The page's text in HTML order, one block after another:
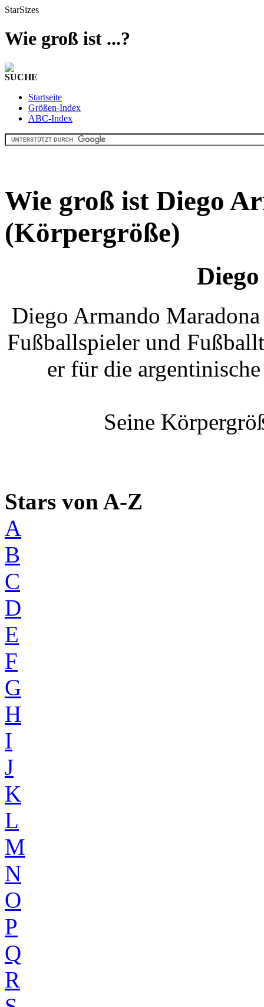
StarSizes
Wie groß ist ...?
SUCHE
Startseite
Größen-Index
ABC-Index
Wie groß ist Diego
(Körpergröße)
Diego Armando
Fußballspieler und
er für die
Seine
Stars von A-Z
A
B
C
D
E
F
G
H
I
J
K
L
M
N
O
P
Q
R